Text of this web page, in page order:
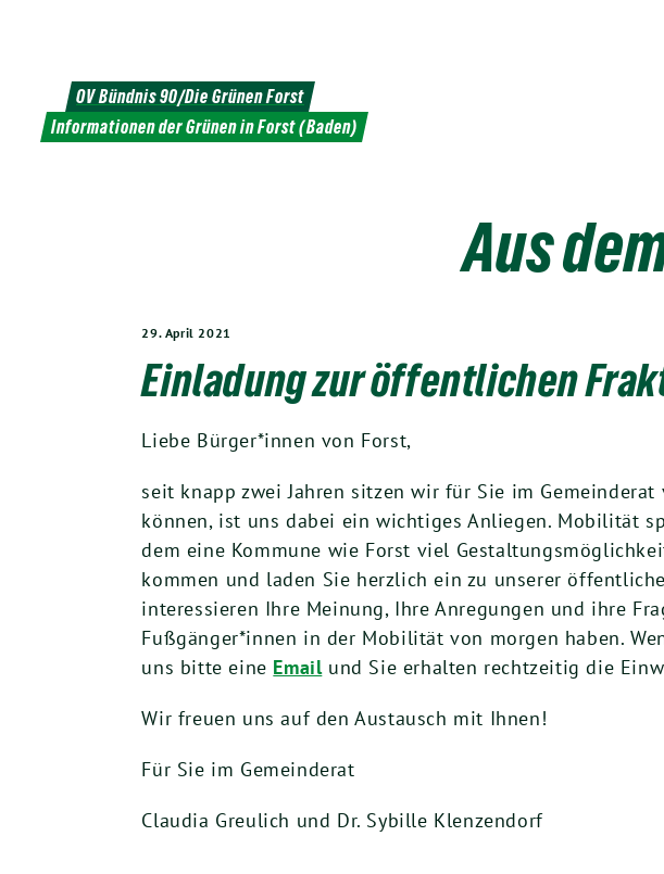
OV Bündnis 90/Die Grünen Forst
Informationen der Grünen in Forst (Baden)
Aus
29. April 2021
Einladung zur öffentlichen
Liebe Bürger*innen von Forst,
seit knapp zwei Jahren sitzen wir für Sie im
können, ist uns dabei ein wichtiges Anliegen. Mobilität
dem eine Kommune wie Forst viel
kommen und laden Sie herzlich ein zu unserer
interessieren Ihre Meinung, Ihre Anregungen und ihre
Fußgänger*innen in der Mobilität von morgen haben.
uns bitte eine Emailund Sie erhalten rechtzeitig die
Wir freuen uns auf den Austausch mit Ihnen!
Für Sie im Gemeinderat
Claudia Greulich und Dr. Sybille Klenzendorf